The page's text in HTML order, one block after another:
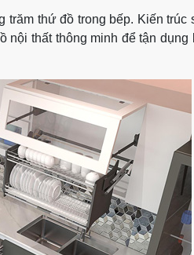
thứ đồ trong bếp. Kiến trúc
nội thất thông minh để tận dụng